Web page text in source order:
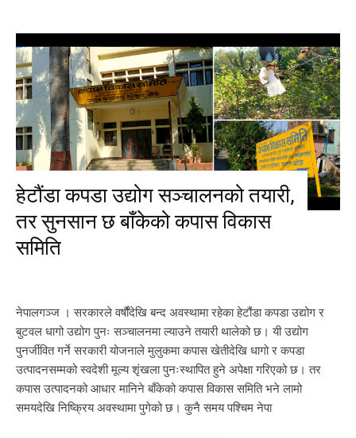
हेटौंडा कपडा उद्योग सञ्चालनको तयारी,
तर सुनसान छ बाँकेको कपास विकास
समिति
नेपालगञ्ज । सरकारले वर्षौंदेखि बन्द अवस्थामा रहेका हेटौंडा कपडा उद्योग र
बुटवल धागो उद्योग पुनः सञ्चालनमा ल्याउने तयारी थालेको छ। यी उद्योग
पुनर्जीवित गर्ने सरकारी योजनाले मुलुकमा कपास खेतीदेखि धागो र कपडा
उत्पादनसम्मको स्वदेशी मूल्य शृंखला पुनःस्थापित हुने अपेक्षा गरिएको छ। तर
कपास उत्पादनको आधार मानिने बाँकेको कपास विकास समिति भने लामो
समयदेखि निष्क्रिय अवस्थामा पुगेको छ। कुनै समय पश्चिम नेपा